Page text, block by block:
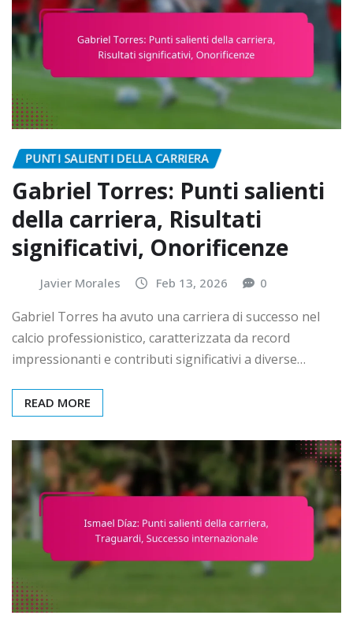
PUNTI SALIENTI DELLA CARRIERA
Gabriel Torres: Punti salienti
della carriera, Risultati
significativi, Onorificenze
Javier Morales Feb 13, 2026 0
Gabriel Torres ha avuto una carriera di successo nel
calcio professionistico, caratterizzata da record
impressionanti e contributi significativi a diverse…
READ MORE